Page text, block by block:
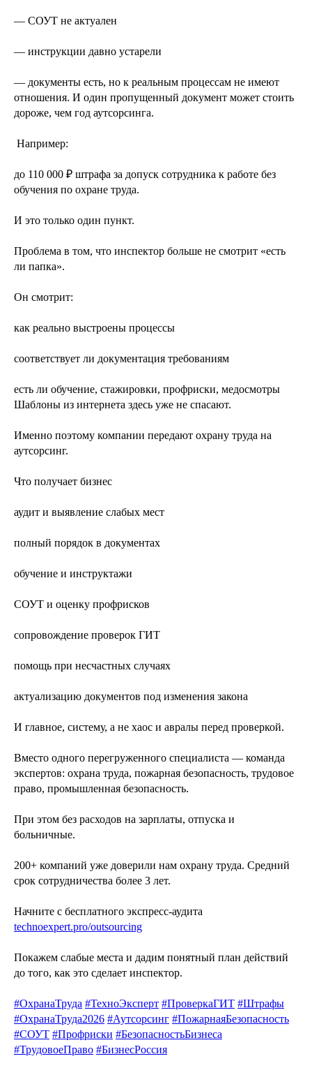
— СОУТ не актуален
— инструкции давно устарели
— документы есть, но к реальным процессам не имеют
отношения. И один пропущенный документ может стоить
дороже, чем год аутсорсинга.
️ Например:
до 110 000 ₽ штрафа за допуск сотрудника к работе без
обучения по охране труда.
И это только один пункт.
Проблема в том, что инспектор больше не смотрит «есть
ли папка».
Он смотрит:
как реально выстроены процессы
соответствует ли документация требованиям
есть ли обучение, стажировки, профриски, медосмотры
Шаблоны из интернета здесь уже не спасают.
Именно поэтому компании передают охрану труда на
аутсорсинг.
Что получает бизнес
аудит и выявление слабых мест
полный порядок в документах
обучение и инструктажи
СОУТ и оценку профрисков
сопровождение проверок ГИТ
помощь при несчастных случаях
актуализацию документов под изменения закона
И главное, систему, а не хаос и авралы перед проверкой.
Вместо одного перегруженного специалиста — команда
экспертов: охрана труда, пожарная безопасность, трудовое
право, промышленная безопасность.
При этом без расходов на зарплаты, отпуска и
больничные.
200+ компаний уже доверили нам охрану труда. Средний
срок сотрудничества более 3 лет.
Начните с бесплатного экспресс-аудита
technoexpert.pro/outsourcing
Покажем слабые места и дадим понятный план действий
до того, как это сделает инспектор.
#ОхранаТруда #ТехноЭксперт #ПроверкаГИТ #Штрафы
#ОхранаТруда2026 #Аутсорсинг #ПожарнаяБезопасность
#СОУТ #Профриски #БезопасностьБизнеса
#ТрудовоеПраво #БизнесРоссия